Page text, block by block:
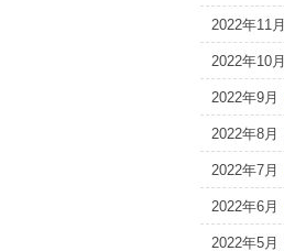
2022年11月
2022年10月
2022年9月
2022年8月
2022年7月
2022年6月
2022年5月